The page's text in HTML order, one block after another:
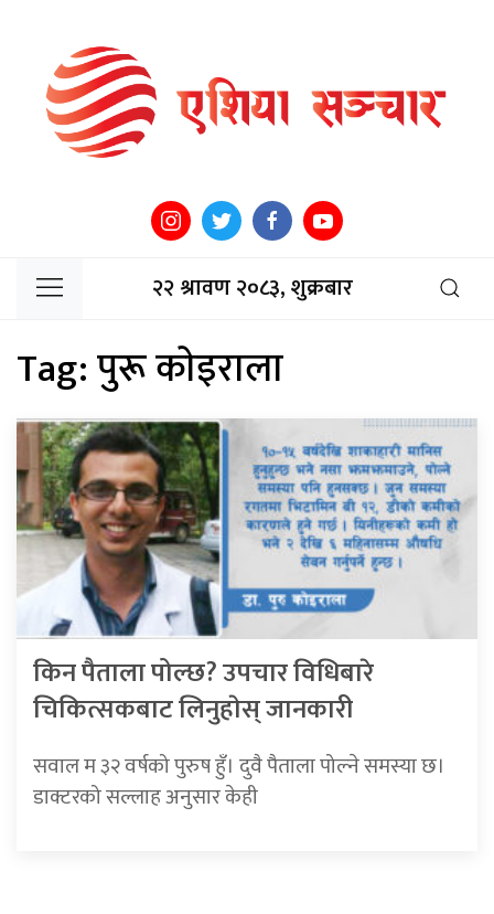
२२ श्रावण २०८३, शुक्रबार
Tag:पुरू काेइराला
किन पैताला पोल्छ? उपचार विधिबारे
चिकित्सकबाट लिनुहाेस् जानकारी
सवाल म ३२ वर्षको पुरुष हुँ। दुवै पैताला पोल्ने समस्या छ।
डाक्टरको सल्लाह अनुसार केही